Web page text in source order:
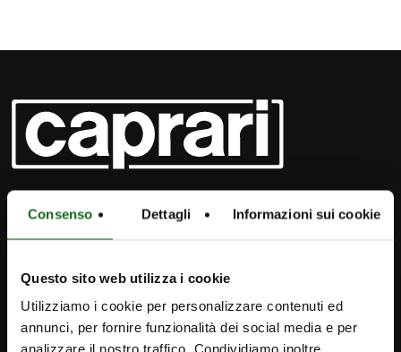
Consenso Dettagli Informazioni sui cookie
Questo sito web utilizza i cookie
Utilizziamo i cookie per personalizzare contenuti ed
annunci, per fornire funzionalità dei social media e per
analizzare il nostro traffico. Condividiamo inoltre